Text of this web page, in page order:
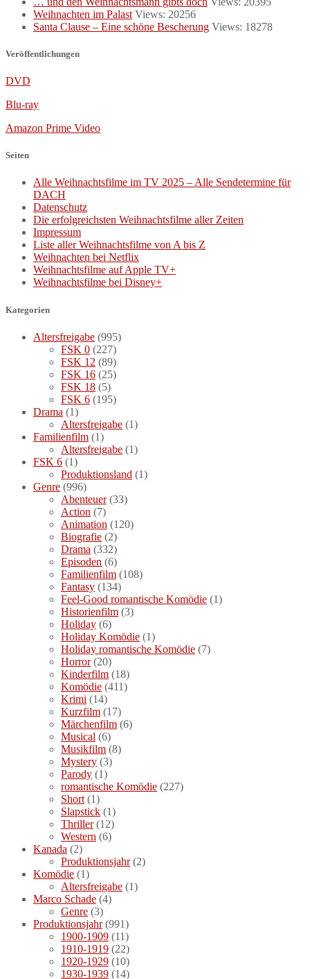
Weihnachten im Palast Views: 20256
Santa Clause – Eine schöne Bescherung Views: 18278
Veröffentlichungen
DVD
Blu-ray
Amazon Prime Video
Seiten
Alle Weihnachtsfilme im TV 2025 – Alle Sendetermine für
DACH
Datenschutz
Die erfolgreichsten Weihnachtsfilme aller Zeiten
Impressum
Liste aller Weihnachtsfilme von A bis Z
Weihnachten bei Netflix
Weihnachtsfilme auf Apple TV+
Weihnachtsfilme bei Disney+
Kategorien
Altersfreigabe (995)
FSK 0 (227)
FSK 12 (89)
FSK 16 (25)
FSK 18 (5)
FSK 6 (195)
Drama (1)
Altersfreigabe (1)
Familienfilm (1)
Altersfreigabe (1)
FSK 6 (1)
Produktionsland (1)
Genre (996)
Abenteuer(33)
Action (7)
Animation (120)
Biografie (2)
Drama (332)
Episoden (6)
Familienfilm (108)
Fantasy (134)
Feel-Good romantische Komödie (1)
Historienfilm (3)
Holiday (6)
Holiday Komödie (1)
Holiday romantische Komödie (7)
Horror(20)
Kinderfilm (18)
Komödie (411)
Krimi (14)
Kurzfilm (17)
Märchenfilm (6)
Musical (6)
Musikfilm (8)
Mystery (3)
Parody (1)
romantische Komödie (227)
Short (1)
Slapstick (1)
Thriller(12)
Western (6)
Kanada (2)
Produktionsjahr(2)
Komödie (1)
Altersfreigabe (1)
Marco Schade (4)
Genre (3)
Produktionsjahr(991)
1900-1909 (11)
1910-1919 (22)
1920-1929 (10)
1930-1939 (14)